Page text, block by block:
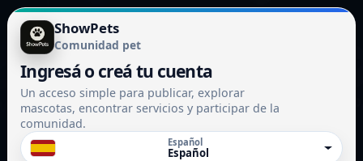
ShowPets
Comunidad pet
Ingresá o creá tu cuenta
Un acceso simple para publicar, explorar
mascotas, encontrar servicios y participar de la
comunidad.
Español
Español